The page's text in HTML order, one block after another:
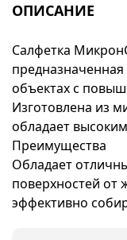
ОПИСАНИЕ
Салфетка
объектах с
Изготовлена из
обладает
Преимущества
Обладает
поверхностей от
эффективно